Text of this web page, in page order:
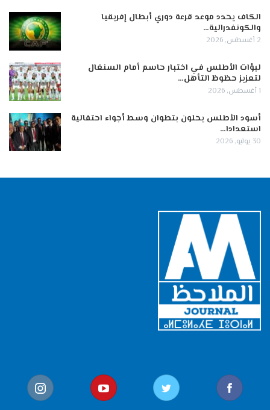
الكاف يحدد موعد قرعة دوري أبطال إفريقيا
والكونفدرالية…
2 أغسطس, 2026
لبؤات الأطلس في اختبار حاسم أمام السنغال
لتعزيز حظوظ التأهل…
1 أغسطس, 2026
أسود الأطلس يحلون بتطوان وسط أجواء احتفالية
استعدادا…
30 يوليو, 2026